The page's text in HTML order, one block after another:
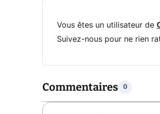
Vous êtes un utilisateur de
Suivez-nous pour ne rien
Commentaires 0